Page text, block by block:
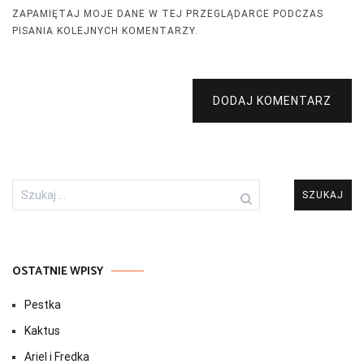
ZAPAMIĘTAJ MOJE DANE W TEJ PRZEGLĄDARCE PODCZAS
PISANIA KOLEJNYCH KOMENTARZY.
DODAJ KOMENTARZ
Szukaj:
OSTATNIE WPISY
Pestka
Kaktus
Ariel i Fredka